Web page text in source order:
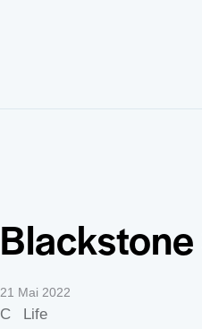
21 Mai 2022
C
Life